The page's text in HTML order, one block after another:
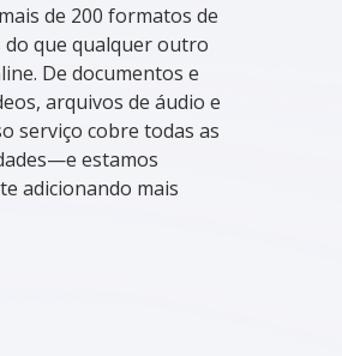
de 200 formatos de
do que qualquer outro
De documentos e
arquivos de áudio e
serviço cobre todas as
estamos
adicionando mais